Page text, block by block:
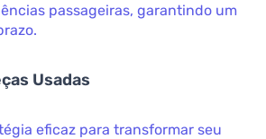
passageiras, garantindo um
Usadas
eficaz para transformar seu